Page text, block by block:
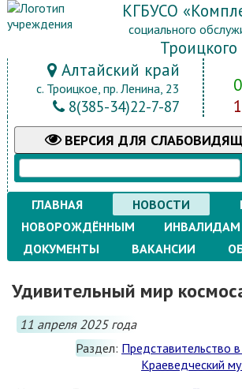
КГБУСО
социального
Алтайский край
с. Троицкое, пр. Ленина, 23
8(385-34)22-7-87
ВЕРСИЯ ДЛЯ
ГЛАВНАЯ НОВОСТИ
НОВОРОЖДЁННЫМ
ИНВАЛИДАМ
ДОКУМЕНТЫ
ВАКАНСИИ
Удивительный мир
11 апреля 2025 года
Раздел: Представительство
Краеведческий